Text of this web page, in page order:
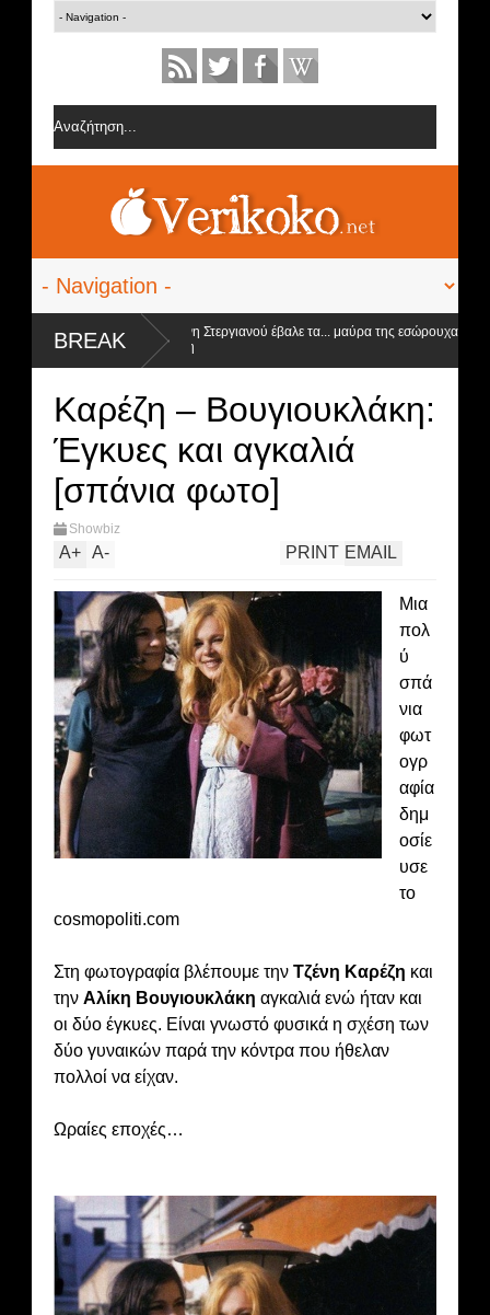
BREAKΗ Ειρήνη Στεργιανού έβαλε τα... μαύρα της εσώρουχα και
στα ύψη
Καρέζη – Βουγιουκλάκη:
Έγκυες και αγκαλιά
[σπάνια φωτο]
Showbiz
A+ A- EMAIL
PRINT
Μια
πολ
ύ
σπά
νια
φωτ
ογρ
αφία
δημ
οσίε
υσε
το
cosmopoliti.com
Στη φωτογραφία βλέπουμε την Τζένη Καρέζη και
την Αλίκη Βουγιουκλάκη αγκαλιά ενώ ήταν και
οι δύο έγκυες. Είναι γνωστό φυσικά η σχέση των
δύο γυναικών παρά την κόντρα που ήθελαν
πολλοί να είχαν.
Ωραίες εποχές…